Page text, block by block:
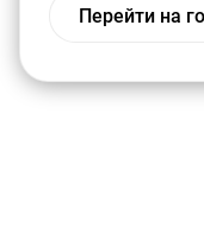
Перейти на